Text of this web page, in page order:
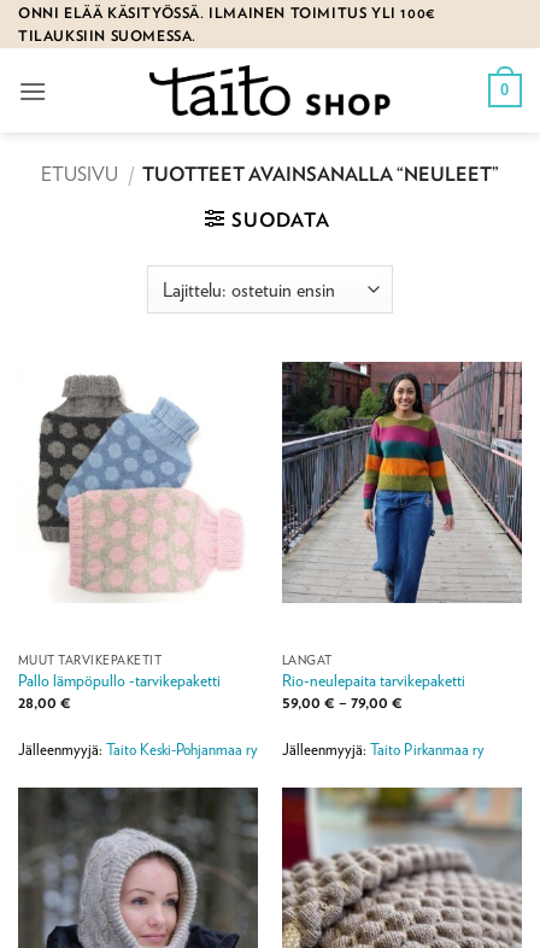
Skip
to
ONNI ELÄÄ KÄSITYÖSSÄ. ILMAINEN TOIMITUS YLI 100€
TILAUKSIIN SUOMESSA.
0
ETUSIVU / TUOTTEET AVAINSANALLA “NEULEET”
SUODATA
MUUT TARVIKEPAKETIT
Pallo lämpöpullo -tarvikepaketti
28,00 €
Jälleenmyyjä: Taito Keski-Pohjanmaa ry
LANGAT
Rio-neulepaita tarvikepaketti
59,00 € – 79,00 €Hintaluokka:
79,00 €
Jälleenmyyjä: Taito Pirkanmaa ry